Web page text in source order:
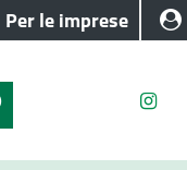
Per le imprese